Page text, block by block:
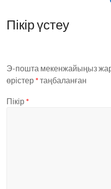
Пікір үстеу
Э-пошта мекенжайыңыз
өрістер *таңбаланған
Пікір *